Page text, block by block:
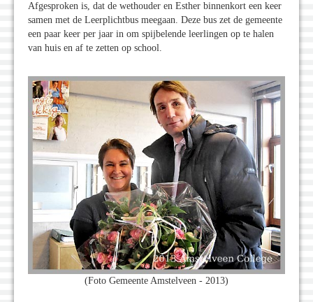
Afgesproken is, dat de wethouder en Esther binnenkort een keer
samen met de Leerplichtbus meegaan. Deze bus zet de gemeente
een paar keer per jaar in om spijbelende leerlingen op te halen
van huis en af te zetten op school.
(Foto Gemeente Amstelveen - 2013)